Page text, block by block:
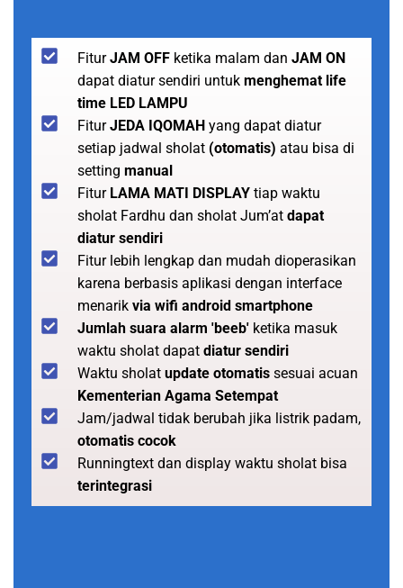
FiturJAM OFF ketika malam dan JAM ON
dapat diatur sendiri untuk menghemat life
time LED LAMPU
FiturJEDA IQOMAH yang dapat diatur
setiap jadwal sholat (otomatis) atau bisa di
setting manual
Fitur LAMA MATI DISPLAY tiap waktu
sholat Fardhu dan sholat Jum’at dapat
diatur sendiri
Fitur lebih lengkap dan mudah dioperasikan
karena berbasis aplikasi dengan interface
menarik via wifi android smartphone
Jumlah suara alarm 'beeb' ketika masuk
waktu sholat dapat diatur sendiri
Waktu sholat update otomatis sesuai acuan
Kementerian Agama Setempat
Jam/jadwal tidak berubah jika listrik padam,
otomatis cocok
Runningtext dan display waktu sholat bisa
terintegrasi